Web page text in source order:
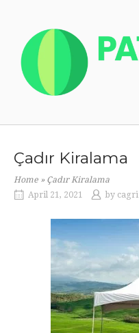
content
Çadır Kiralama
Home » Çadır Kiralama
April 21, 2021
by cagri